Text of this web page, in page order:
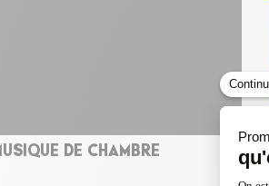
DE CHAMBRE